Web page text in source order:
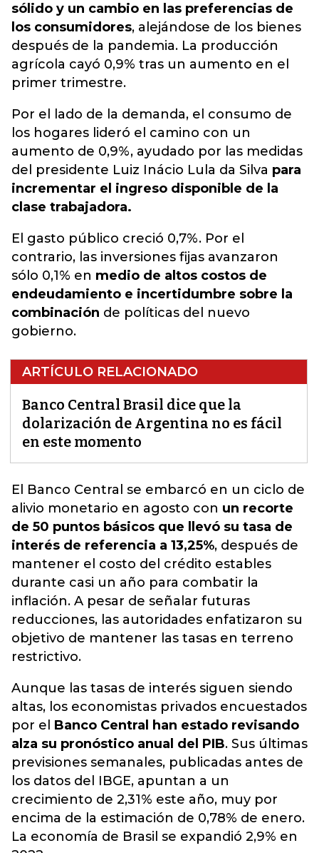
sólido y un cambio en las preferencias de
los consumidores, alejándose de los bienes
después de la pandemia. La producción
agrícola cayó 0,9% tras un aumento en el
primer trimestre.
Por el lado de la demanda, el consumo de
los hogares lideró el camino con un
aumento de 0,9%, ayudado por las medidas
del presidente Luiz Inácio Lula da Silva para
incrementar el ingreso disponible de la
clase trabajadora.
El gasto público creció 0,7%. Por el
contrario, las inversiones fijas avanzaron
sólo 0,1% en medio de altos costos de
endeudamiento e incertidumbre sobre la
combinación de políticas del nuevo
gobierno.
ARTÍCULO RELACIONADO
Banco Central Brasil dice que la
dolarización de Argentina no es fácil
en este momento
El Banco Central se embarcó en un ciclo de
alivio monetario en agosto con un recorte
de 50 puntos básicos que llevó su tasa de
interés de referencia a 13,25%, después de
mantener el costo del crédito estables
durante casi un año para combatir la
inflación. A pesar de señalar futuras
reducciones, las autoridades enfatizaron su
objetivo de mantener las tasas en terreno
restrictivo.
Aunque las tasas de interés siguen siendo
altas, los economistas privados encuestados
por el Banco Central han estado revisando
alza su pronóstico anual del PIB. Sus últimas
previsiones semanales, publicadas antes de
los datos del IBGE, apuntan a un
crecimiento de 2,31% este año, muy por
encima de la estimación de 0,78% de enero.
La economía de Brasil se expandió 2,9% en